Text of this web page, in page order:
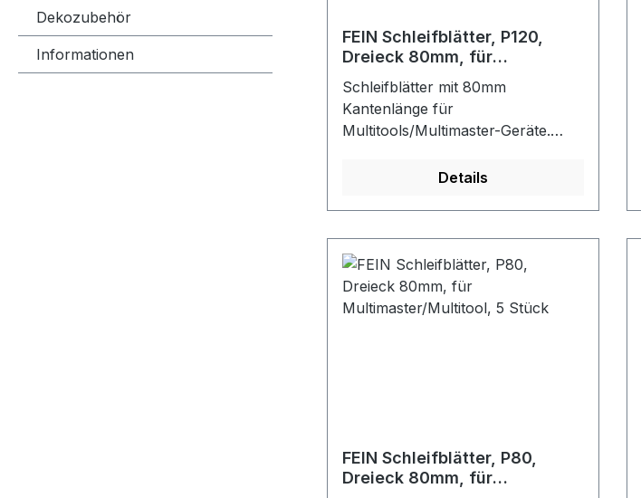
Dekozubehör
Informationen
FEIN Schleifblätter, P120,
Dreieck 80mm, für
Stück
Schleifblätter mit 80mm
Kantenlänge für
Multitools/Multimaster-Geräte.
Vollkunstharzbindung garantieren
den universellen Einsatz auf
nahezu allen Materialien.
Ungelocht,
Klettschnellbefestigung.Farbe:
Details
FEIN Schleifblätter, P80,
Dreieck 80mm, für